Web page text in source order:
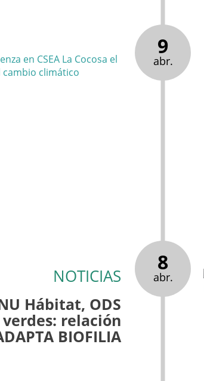
9
abr.
8
abr.
NOTICIAS
Hábitat, ODS
relación
BIOFILIA